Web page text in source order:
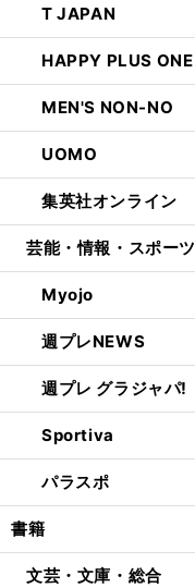
T JAPAN
HAPPY PLUS ONE
MEN'S NON-NO
UOMO
集英社オンライン
芸能・情報・スポーツ
Myojo
週プレNEWS
週プレ グラジャパ!
Sportiva
パラスポ
書籍
文芸・文庫・総合